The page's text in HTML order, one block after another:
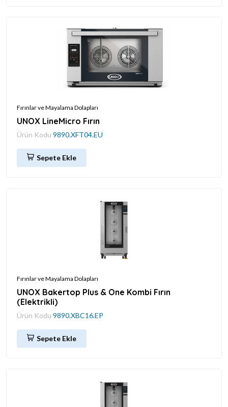
Fırınlar ve Mayalama Dolapları
UNOX LineMicro Fırın
Ürün Kodu 9890.XFT04.EU
Sepete Ekle
Fırınlar ve Mayalama Dolapları
UNOX Bakertop Plus & One Kombi Fırın
(Elektrikli)
Ürün Kodu 9890.XBC16.EP
Sepete Ekle